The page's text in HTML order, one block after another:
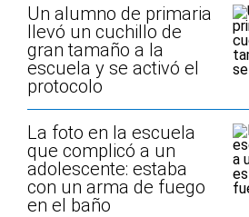
Un alumno de primaria
llevó un cuchillo de
gran tamaño a la
escuela y se activó el
protocolo
La foto en la escuela
que complicó a un
adolescente: estaba
con un arma de fuego
en el baño